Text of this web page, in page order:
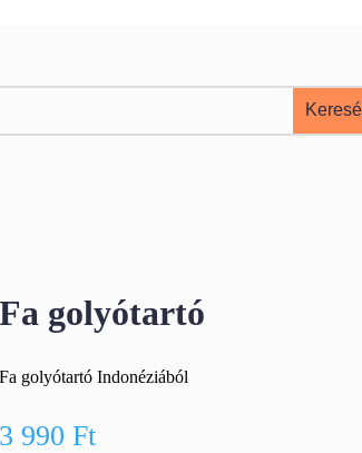
Fa golyótartó
Fa golyótartó Indonéziából
3 990Ft